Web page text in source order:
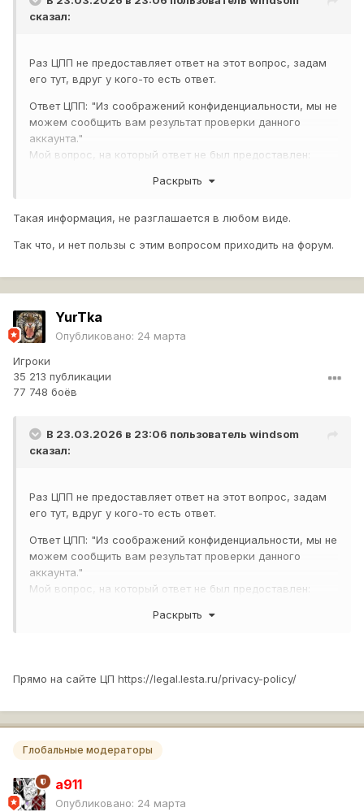
сказал:
Раз ЦПП не предоставляет ответ на этот вопрос, задам
его тут, вдруг у кого-то есть ответ.
Ответ ЦПП: "Из соображений конфиденциальности, мы не
можем сообщить вам результат проверки данного
аккаунта."
Мой вопрос, на который ответ не был предоставлен:
компании Леста, которые подтвердят названные
Раскрыть
Такая информация, не разглашается в любом виде.
Так что, и нет пользы с этим вопросом приходить на форум.
YurTka
Опубликовано: 24 марта
Игроки
35 213 публикации
77 748 боёв
В 23.03.2026 в 23:06 пользователь windsom
сказал:
Раз ЦПП не предоставляет ответ на этот вопрос, задам
его тут, вдруг у кого-то есть ответ.
Ответ ЦПП: "Из соображений конфиденциальности, мы не
можем сообщить вам результат проверки данного
аккаунта."
Мой вопрос, на который ответ не был предоставлен:
компании Леста, которые подтвердят названные
Раскрыть
Прямо на сайте ЦП https://legal.lesta.ru/privacy-policy/
Глобальные модераторы
a911
Опубликовано: 24 марта